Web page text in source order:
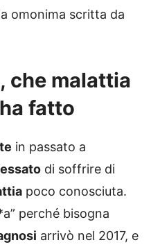
omonima scritta da
che malattia
fatto
in passato a
di soffrire di
poco conosciuta.
perché bisogna
arrivò nel 2017, e